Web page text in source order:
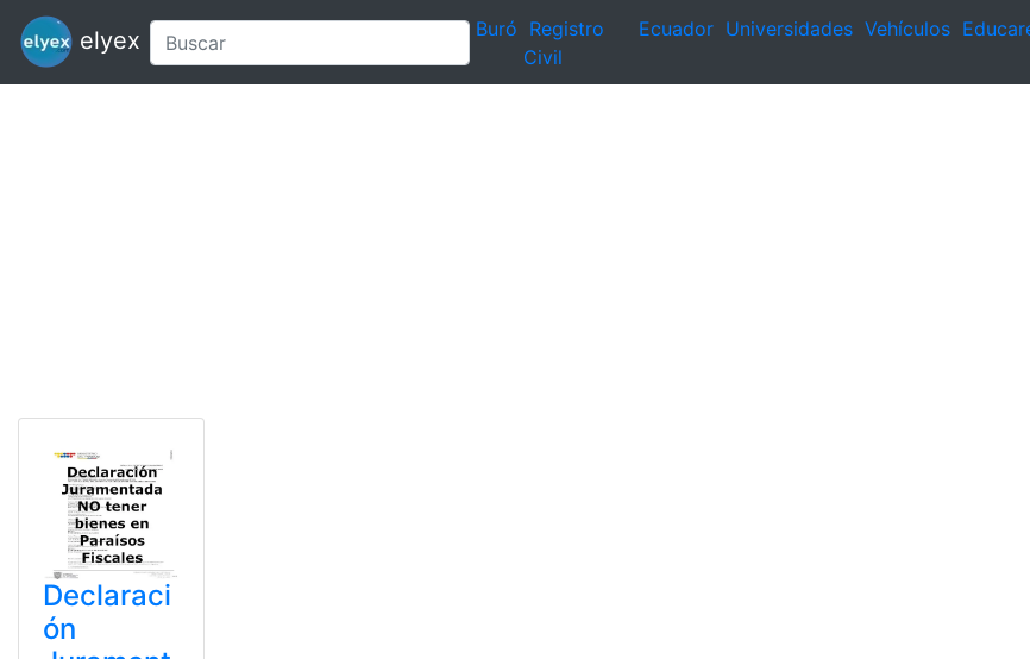
elyex Buró Registro
Civil
Ecuador Universidades Vehículos
Declaraci
ón